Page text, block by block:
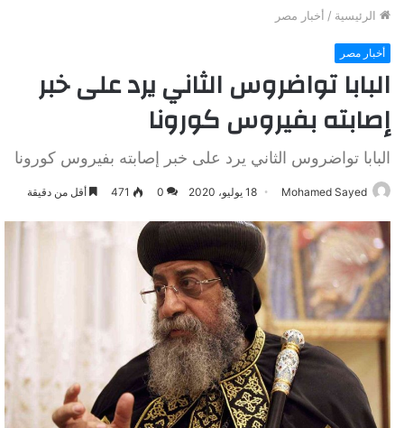
الرئيسية / أخبار مصر
أخبار مصر
البابا تواضروس الثاني يرد على خبر
إصابته بفيروس كورونا
البابا تواضروس الثاني يرد على خبر إصابته بفيروس كورونا
Mohamed Sayed 18 يوليو، 2020 0
471 أقل من دقيقة